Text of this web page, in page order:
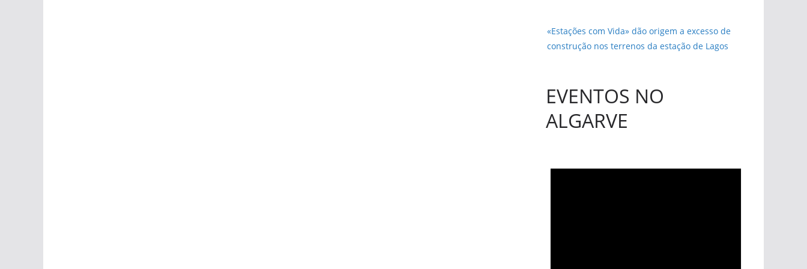
«Estações com Vida» dão origem a excesso de
construção nos terrenos da estação de Lagos
EVENTOS NO
ALGARVE